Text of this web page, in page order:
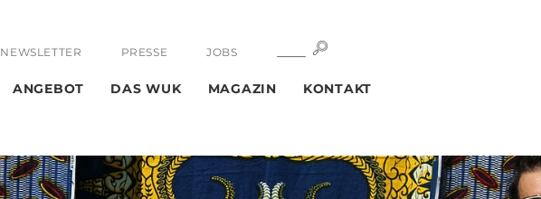
NEWSLETTER PRESSE JOBS SUCHE
ANGEBOT DAS WUK MAGAZIN KONTAKT